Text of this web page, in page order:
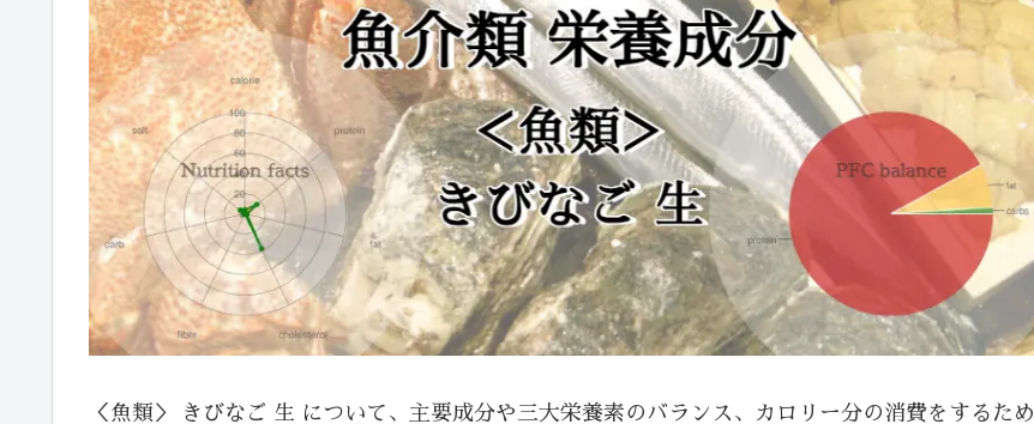
＜魚類＞ きびなご 生 について、主要成分や三大栄養素のバランス、カロリー分の消費をするため